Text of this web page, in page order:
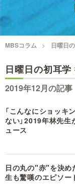
痛快！明石家電視
エエ話はいらんね
MBSコラム 日曜日
日曜日の初耳学
2019年12月の記事
「こんなにショッキ
ない」2019年林先生
ュース
日の丸の"赤"を決め
生も驚嘆のエピソー